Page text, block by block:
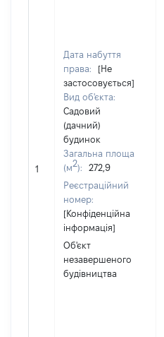
1
Дата набуття
права:
[Не
застосовується]
Вид об'єкта:
Садовий
(дачний)
будинок
Загальна площа
(м2):
272,9
Реєстраційний
номер:
[Конфіденційна
інформація]
Об'єкт
незавершеного
будівництва